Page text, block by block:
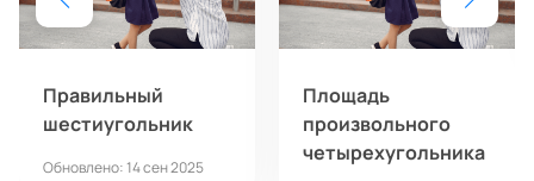
Правильный
шестиугольник
Обновлено: 14 сен 2025
Площадь
произвольного
четырехугольника